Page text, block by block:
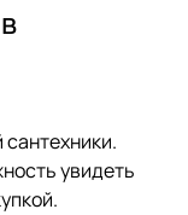
сантехники.
увидеть